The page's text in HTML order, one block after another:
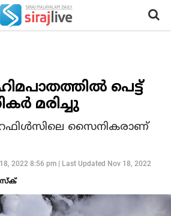
പെട്ട്
മരിച്ചു
സൈനികരാണ്
2022 8:56 pm| Last Updated Nov 18, 2022